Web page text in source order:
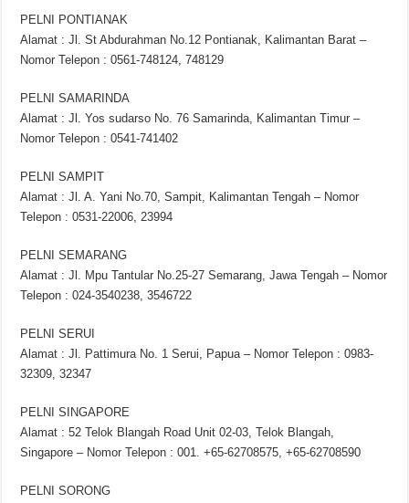
PELNI PONTIANAK
Alamat : Jl. St Abdurahman No.12 Pontianak, Kalimantan Barat –
Nomor Telepon : 0561-748124, 748129
PELNI SAMARINDA
Alamat : Jl. Yos sudarso No. 76 Samarinda, Kalimantan Timur –
Nomor Telepon : 0541-741402
PELNI SAMPIT
Alamat : Jl. A. Yani No.70, Sampit, Kalimantan Tengah – Nomor
Telepon : 0531-22006, 23994
PELNI SEMARANG
Alamat : Jl. Mpu Tantular No.25-27 Semarang, Jawa Tengah – Nomor
Telepon : 024-3540238, 3546722
PELNI SERUI
Alamat : Jl. Pattimura No. 1 Serui, Papua – Nomor Telepon : 0983-
32309, 32347
PELNI SINGAPORE
Alamat : 52 Telok Blangah Road Unit 02-03, Telok Blangah,
Singapore – Nomor Telepon : 001. +65-62708575, +65-62708590
PELNI SORONG